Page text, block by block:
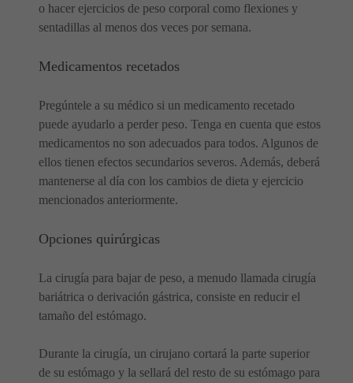
o hacer ejercicios de peso corporal como flexiones y
sentadillas al menos dos veces por semana.
Medicamentos recetados
Pregúntele a su médico si un medicamento recetado
puede ayudarlo a perder peso. Tenga en cuenta que estos
medicamentos no son adecuados para todos. Algunos de
ellos tienen efectos secundarios severos. Además, deberá
mantenerse al día con los cambios de dieta y ejercicio
mencionados anteriormente.
Opciones quirúrgicas
La cirugía para bajar de peso, a menudo llamada cirugía
bariátrica o derivación gástrica, consiste en reducir el
tamaño del estómago.
Durante la cirugía, un cirujano cortará la parte superior
de su estómago y la sellará del resto de su estómago para